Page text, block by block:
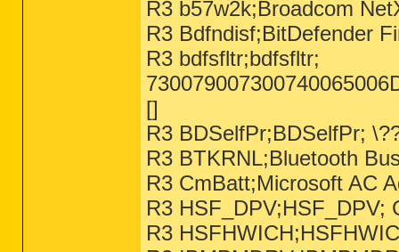
R3 b57w2k;Broadcom
R3 Bdfndisf;BitDefender
R3 bdfsfltr;bdfsfltr;
[]
R3 BDSelfPr;BDSelfPr;
R3 BTKRNL;Bluetooth
R3 CmBatt;Microsoft AC
R3 HSF_DPV;HSF_DPV;
R3